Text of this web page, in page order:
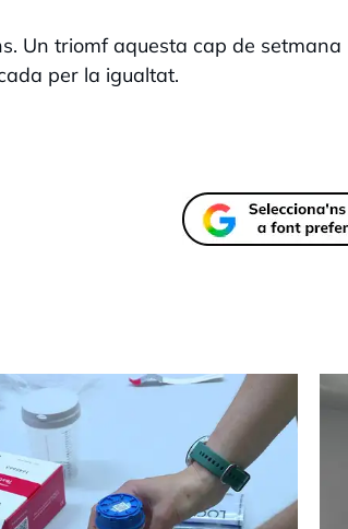
Un triomf aquesta cap de setmana
per la igualtat.